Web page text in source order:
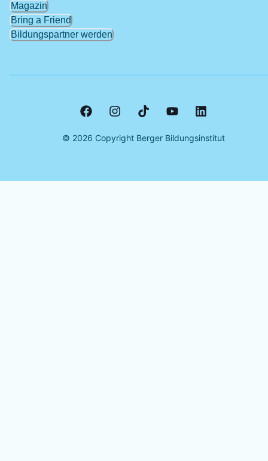
Magazin
Bring a Friend
Bildungspartner werden
© 2026 Copyright Berger Bildungsinstitut